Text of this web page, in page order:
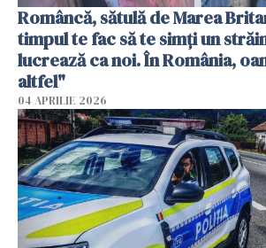
Româncă, sătulă de Marea
timpul te fac să te simți un
lucrează ca noi. În România,
altfel"
04 APRILIE 2026